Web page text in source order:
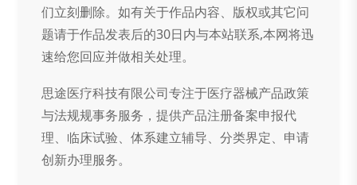
们立刻删除。如有关于作品内容、版权或其它问
题请于作品发表后的30日内与本站联系,本网将迅
速给您回应并做相关处理。
思途医疗科技有限公司专注于医疗器械产品政策
与法规规事务服务，提供产品注册备案申报代
理、临床试验、体系建立辅导、分类界定、申请
创新办理服务。